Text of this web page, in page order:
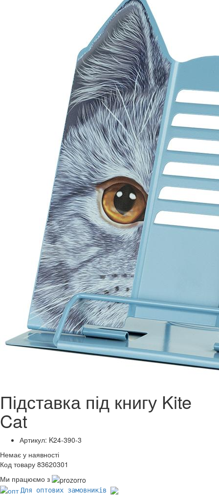
Підставка під книгу Kite
Cat
Артикул: K24-390-3
Немає у наявності
Код товару 83620301
Ми працюємо з
Для оптових замовників